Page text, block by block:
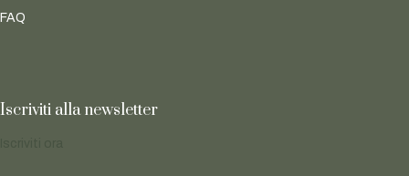
FAQ
Iscriviti alla newsletter